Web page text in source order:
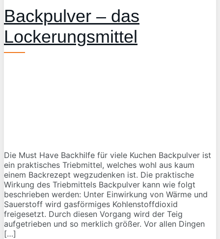
Backpulver – das
Lockerungsmittel
Die Must Have Backhilfe für viele Kuchen Backpulver ist
ein praktisches Triebmittel, welches wohl aus kaum
einem Backrezept wegzudenken ist. Die praktische
Wirkung des Triebmittels Backpulver kann wie folgt
beschrieben werden: Unter Einwirkung von Wärme und
Sauerstoff wird gasförmiges Kohlenstoffdioxid
freigesetzt. Durch diesen Vorgang wird der Teig
aufgetrieben und so merklich größer. Vor allen Dingen
[…]